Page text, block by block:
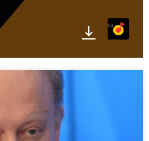
Яндекс.Музыка